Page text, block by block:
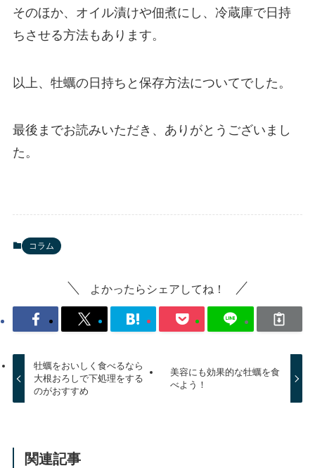
そのほか、オイル漬けや佃煮にし、冷蔵庫で日持
ちさせる方法もあります。
以上、牡蠣の日持ちと保存方法についてでした。
最後までお読みいただき、ありがとうございまし
た。
コラム
よかったらシェアしてね！
牡蠣をおいしく食べるなら
大根おろしで下処理をする
のがおすすめ
美容にも効果的な牡蠣を食
べよう！
関連記事